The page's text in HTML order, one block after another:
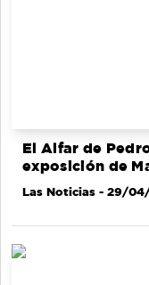
El Alfar de
exposición de
Las Noticias - 29/